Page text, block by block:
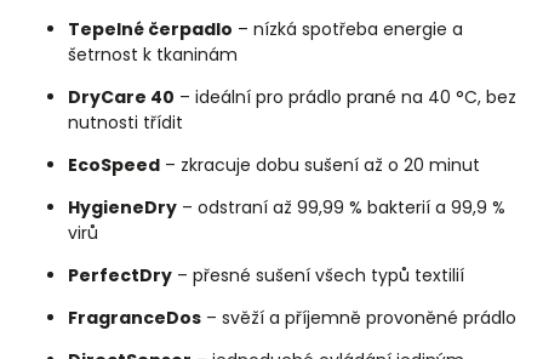
Tepelné čerpadlo – nízká spotřeba energie a
šetrnost k tkaninám
DryCare 40 – ideální pro prádlo prané na 40 °C, bez
nutnosti třídit
EcoSpeed – zkracuje dobu sušení až o 20 minut
HygieneDry – odstraní až 99,99 % bakterií a 99,9 %
virů
PerfectDry – přesné sušení všech typů textilií
FragranceDos – svěží a příjemně provoněné prádlo